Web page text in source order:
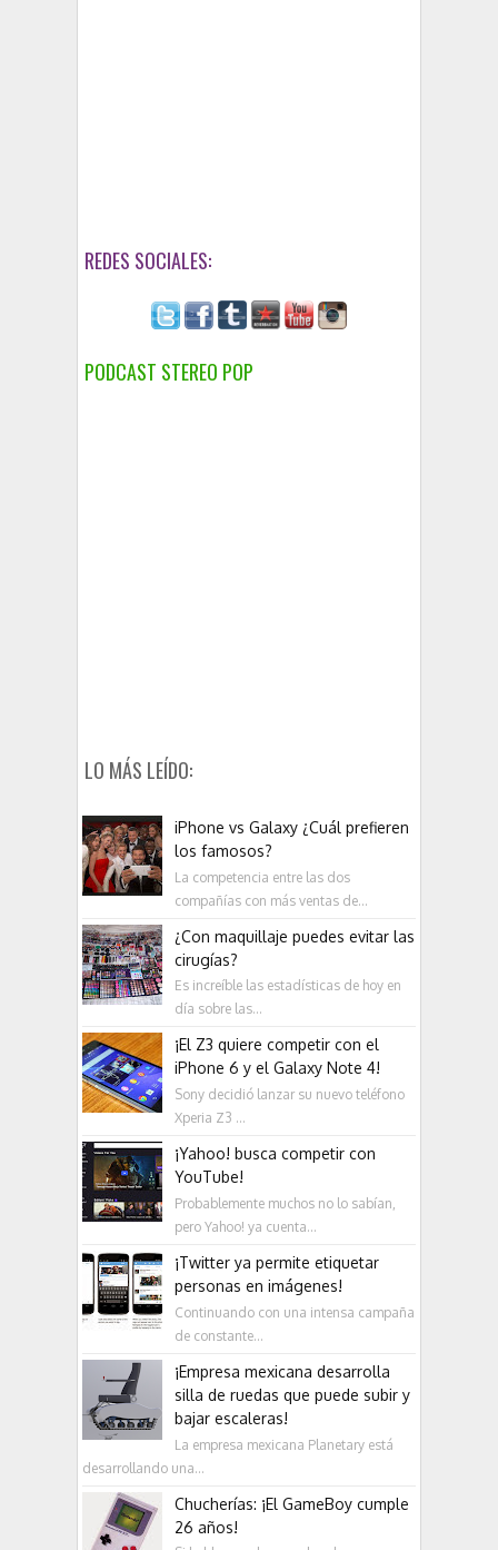
REDES SOCIALES:
PODCAST STEREO POP
LO MÁS LEÍDO:
iPhone vs Galaxy ¿Cuál prefieren
los famosos?
La competencia entre las dos
compañías con más ventas de...
¿Con maquillaje puedes evitar las
cirugías?
Es increíble las estadísticas de hoy en
día sobre las...
¡El Z3 quiere competir con el
iPhone 6 y el Galaxy Note 4!
Sony decidió lanzar su nuevo teléfono
Xperia Z3 ...
¡Yahoo! busca competir con
YouTube!
Probablemente muchos no lo sabían,
pero Yahoo! ya cuenta...
¡Twitter ya permite etiquetar
personas en imágenes!
Continuando con una intensa campaña
de constante...
¡Empresa mexicana desarrolla
silla de ruedas que puede subir y
bajar escaleras!
La empresa mexicana Planetary está
desarrollando una...
Chucherías: ¡El GameBoy cumple
26 años!